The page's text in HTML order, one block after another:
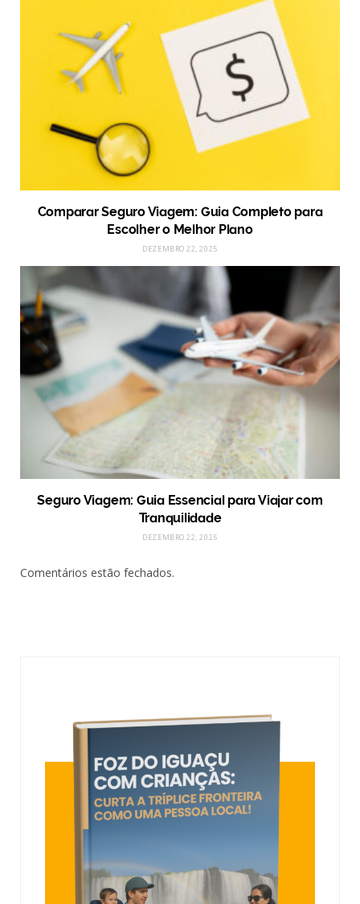
Comparar Seguro Viagem: Guia Completo para
Escolher o Melhor Plano
DEZEMBRO 22, 2025
Seguro Viagem: Guia Essencial para Viajar com
Tranquilidade
DEZEMBRO 22, 2025
Comentários estão fechados.